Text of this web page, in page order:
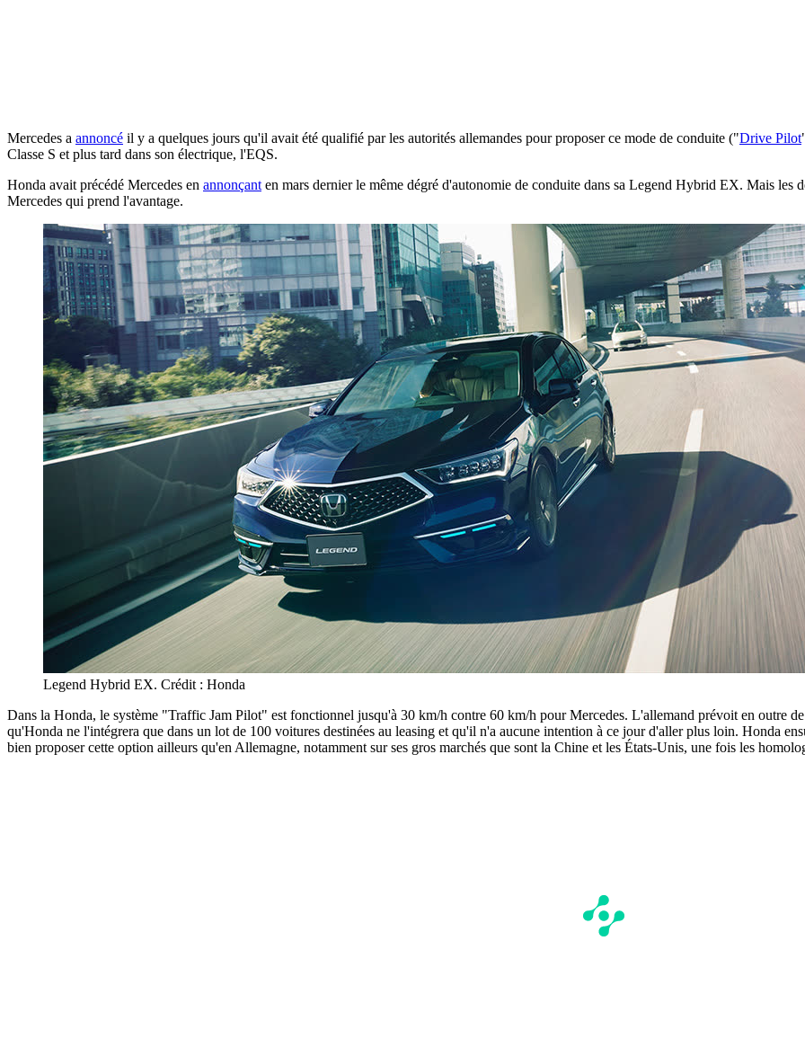
Mercedes a annoncé il y a quelques jours qu'il avait été qualifié par les autorités allemandes pour proposer ce mode de conduite ("Drive Pilot
Classe S et plus tard dans son électrique, l'EQS.
Honda avait précédé Mercedes en annonçant en mars dernier le même dégré d'autonomie de conduite dans sa Legend Hybrid EX. Mais les
Mercedes qui prend l'avantage.
Legend Hybrid EX. Crédit : Honda
Dans la Honda, le système "Traffic Jam Pilot" est fonctionnel jusqu'à 30 km/h contre 60 km/h pour Mercedes. L'allemand prévoit en outre
qu'Honda ne l'intégrera que dans un lot de 100 voitures destinées au leasing et qu'il n'a aucune intention à ce jour d'aller plus loin. Honda
bien proposer cette option ailleurs qu'en Allemagne, notamment sur ses gros marchés que sont la Chine et les États-Unis, une fois les